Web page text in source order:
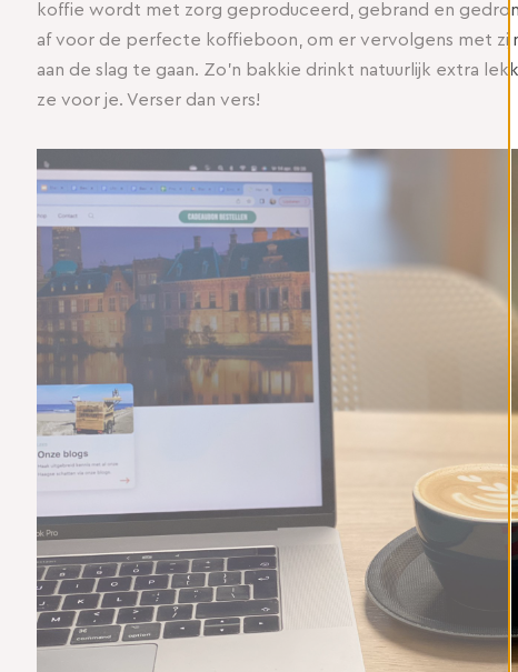
koffie wordt met zorg geproduceerd, gebrand en
af voor de perfecte koffieboon, om er vervolgens met
aan de slag te gaan. Zo’n bakkie drinkt natuurlijk extra
ze voor je. Verser dan vers!